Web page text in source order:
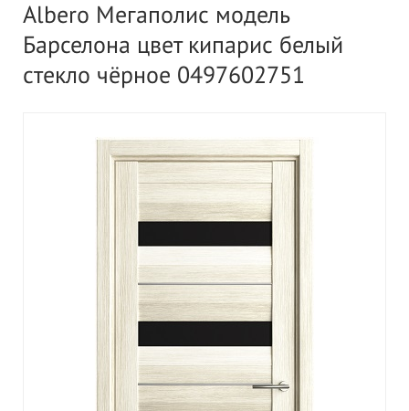
Albero Мегаполис модель
Барселона цвет кипарис белый
стекло чёрное 0497602751